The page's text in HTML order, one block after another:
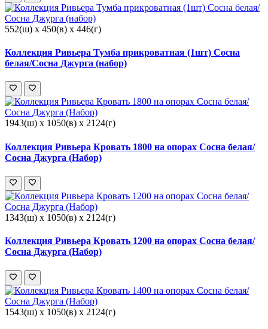
552(ш) x 450(в) x 446(г)
Коллекция Ривьера Тумба прикроватная (1шт) Сосна
белая/Сосна Джурга (набор)
1943(ш) x 1050(в) x 2124(г)
Коллекция Ривьера Кровать 1800 на опорах Сосна белая/
Сосна Джурга (Набор)
1343(ш) x 1050(в) x 2124(г)
Коллекция Ривьера Кровать 1200 на опорах Сосна белая/
Сосна Джурга (Набор)
1543(ш) x 1050(в) x 2124(г)